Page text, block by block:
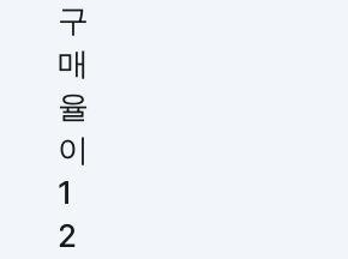
구
매
율
이
1
2